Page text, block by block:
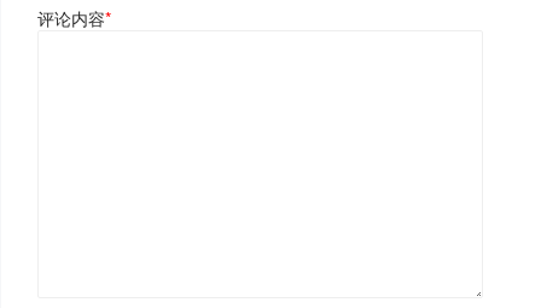
评论内容*